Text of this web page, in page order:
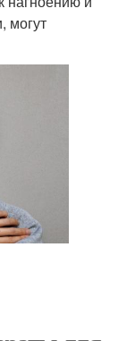
могут